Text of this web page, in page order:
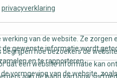
privacyverklaring
werking van de website. Ze zorgen
de gewenste informatie wordt
hoe bezoekers de
en te rapporteren.
dat een website informatie kan
vormgeving van de website,